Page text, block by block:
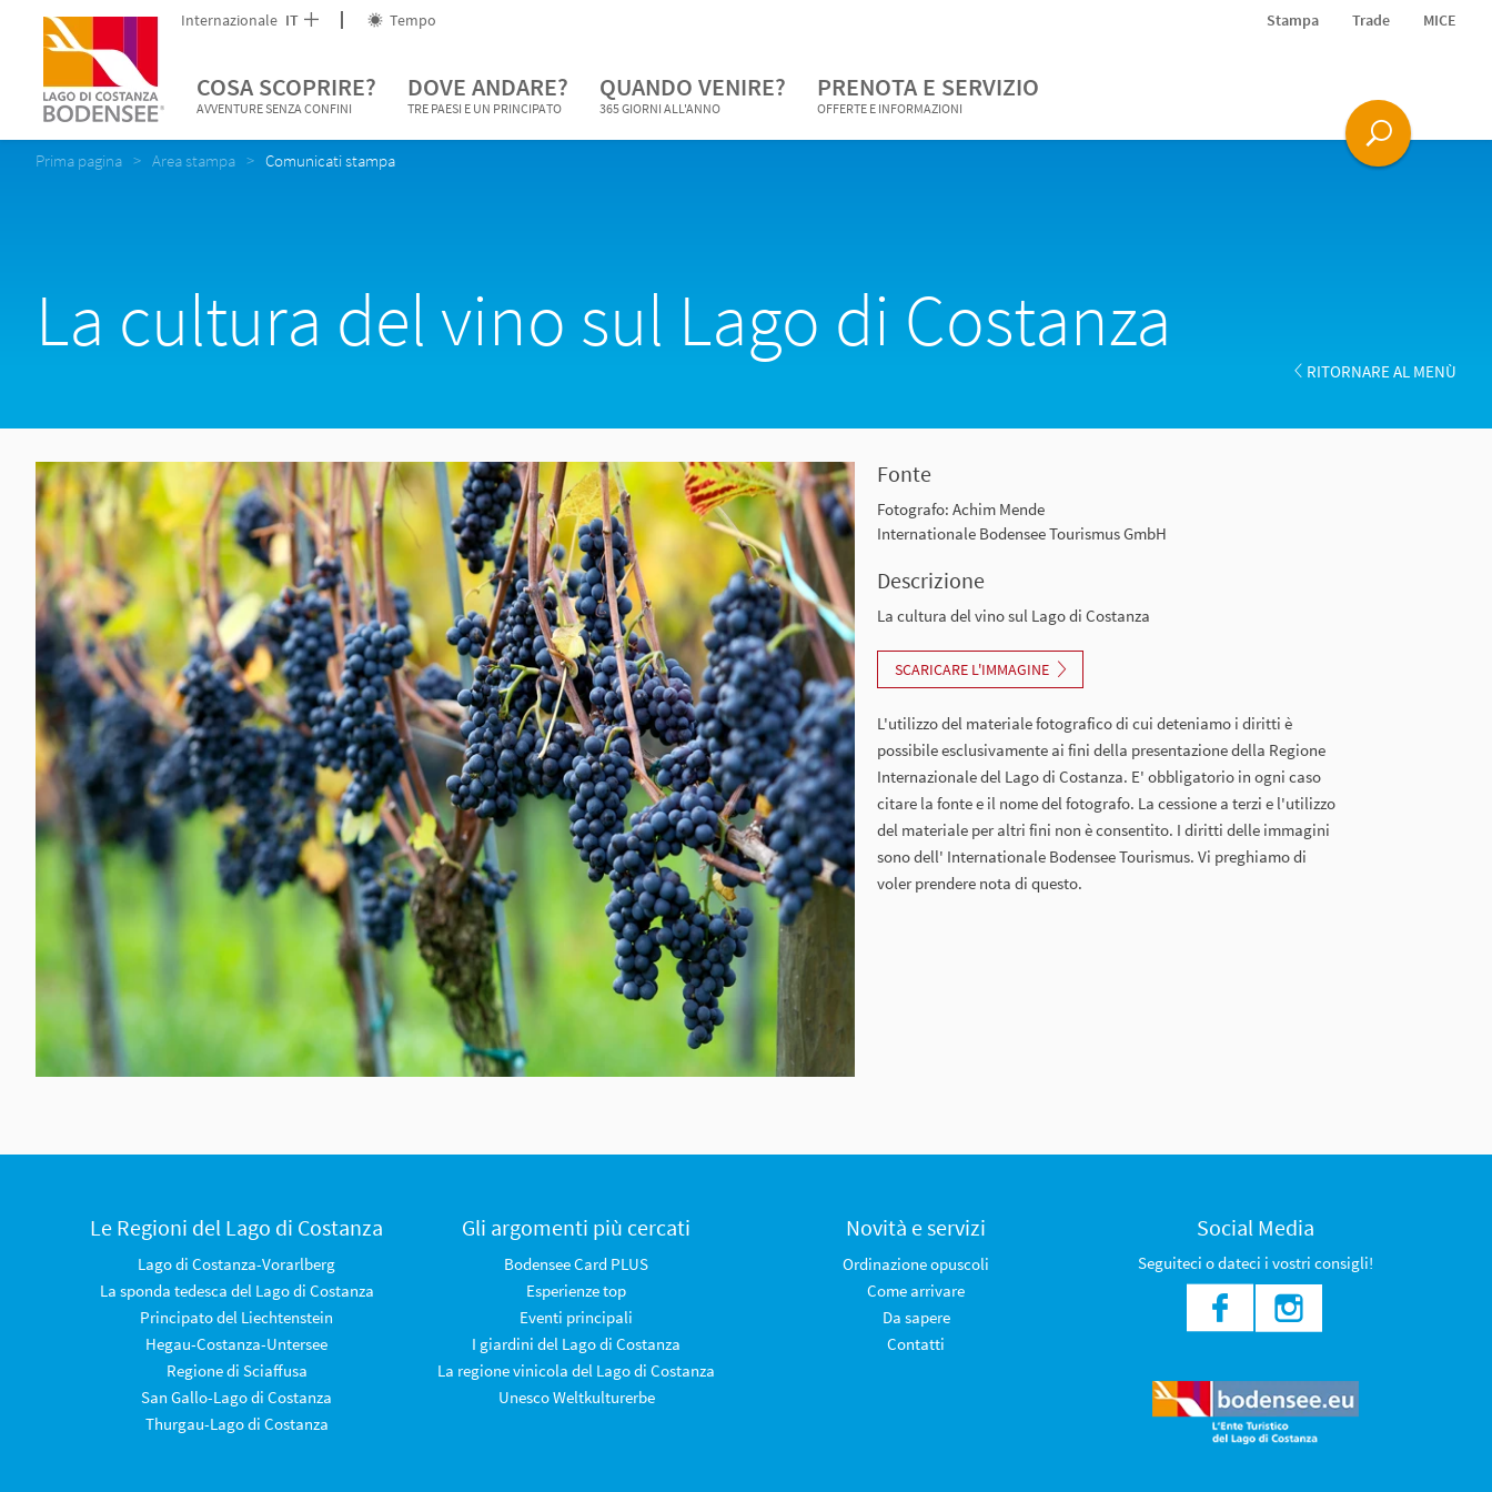
Internazionale IT Tempo Stampa Trade MICE
COSA SCOPRIRE?
AVVENTURE SENZA CONFINI
DOVE ANDARE?
TRE PAESI E UN PRINCIPATO
QUANDO VENIRE?
365 GIORNI ALL'ANNO
PRENOTA E SERVIZIO
OFFERTE E INFORMAZIONI
Prima pagina Area stampa Comunicati stampa
La cultura del vino sul Lago di Costanza
RITORNARE AL MENÙ
Fonte
Fotografo: Achim Mende
Internationale Bodensee Tourismus GmbH
Descrizione
La cultura del vino sul Lago di Costanza
SCARICARE L'IMMAGINE
L'utilizzo del materiale fotografico di cui deteniamo i diritti è
possibile esclusivamente ai fini della presentazione della Regione
Internazionale del Lago di Costanza. E' obbligatorio in ogni caso
citare la fonte e il nome del fotografo. La cessione a terzi e l'utilizzo
del materiale per altri fini non è consentito. I diritti delle immagini
sono dell' Internationale Bodensee Tourismus. Vi preghiamo di
voler prendere nota di questo.
Le Regioni del Lago di Costanza
Lago di Costanza-Vorarlberg
La sponda tedesca del Lago di Costanza
Principato del Liechtenstein
Hegau-Costanza-Untersee
Regione di Sciaffusa
San Gallo-Lago di Costanza
Thurgau-Lago di Costanza
Gli argomenti più cercati
Bodensee Card PLUS
Esperienze top
Eventi principali
I giardini del Lago di Costanza
La regione vinicola del Lago di Costanza
Unesco Weltkulturerbe
Novità e servizi
Ordinazione opuscoli
Come arrivare
Da sapere
Contatti
Social Media
Seguiteci o dateci i vostri consigli!